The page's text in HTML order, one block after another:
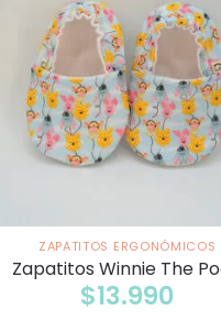
ZAPATITOS ERGONÓMICOS
Zapatitos Winnie The
$13.990